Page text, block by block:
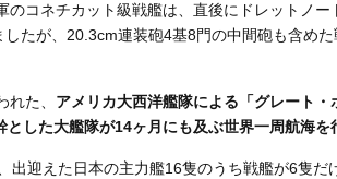
のコネチカット級戦艦は、直後にドレットノー
したが、20.3cm連装砲4基8門の中間砲も含め
た、 アメリカ大西洋艦隊による「グレート・
した大艦隊が14ヶ月にも及ぶ世界一周航海を
出迎えた日本の主力艦16隻のうち戦艦が6隻だ